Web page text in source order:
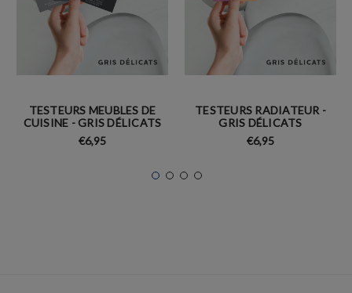
TESTEURS MEUBLES DE
CUISINE - GRIS DÉLICATS
€6,95
TESTEURS RADIATEUR -
GRIS DÉLICATS
€6,95